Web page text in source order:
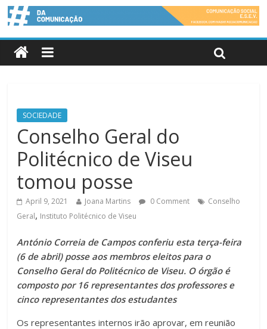
SOCIEDADE
Conselho Geral do
Politécnico de Viseu
tomou posse
April 9, 2021 Joana Martins 0 Comment
Conselho
Geral, Instituto Politécnico de Viseu
António Correia de Campos conferiu esta terça-feira
(6 de abril) posse aos membros eleitos para o
Conselho Geral do Politécnico de Viseu. O órgão é
composto por 16 representantes dos professores e
cinco representantes dos estudantes
Os representantes internos irão aprovar, em reunião